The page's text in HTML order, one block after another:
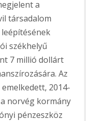
a
társadalom
székhelyű
7 millió dollárt
Az
2014-
norvég kormány
pénzeszköz